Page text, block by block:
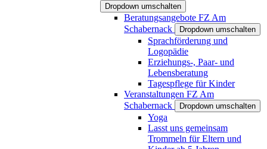
Dropdown umschalten
Beratungsangebote FZ Am
Schabernack
Dropdown umschalten
Sprachförderung und
Logopädie
Erziehungs-, Paar- und
Lebensberatung
Tagespflege für Kinder
Veranstaltungen FZ Am
Schabernack
Dropdown umschalten
Yoga
Lasst uns gemeinsam
Trommeln für Eltern und